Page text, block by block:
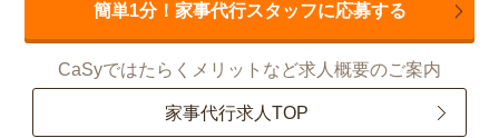
簡単1分！家事代行スタッフに応募する
CaSyではたらくメリットなど求人概要のご案内
家事代行求人TOP